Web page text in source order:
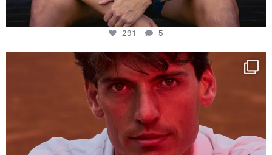
291 5
One last dance at home
This week at...
321
9